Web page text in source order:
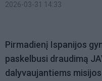
2026-03-31 14:33
Pirmadienį Ispanijos
paskelbusi draudimą
dalyvaujantiems